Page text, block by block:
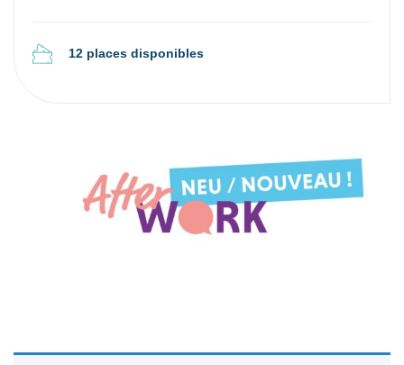
12 places disponibles